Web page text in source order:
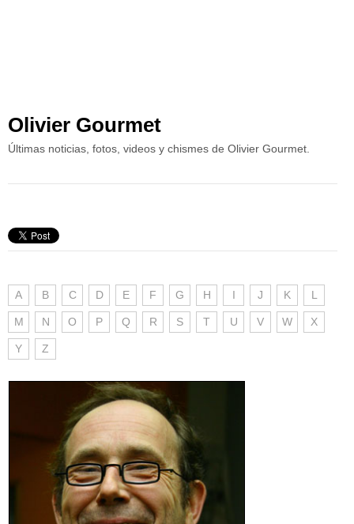
Olivier Gourmet
Últimas noticias, fotos, videos y chismes de Olivier Gourmet.
A B C D E F G H I J K L
M N O P Q R S T U V W X
Y Z